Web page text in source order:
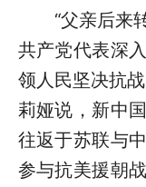
“父亲后来转
共产党代表深
领人民坚决抗
莉娅说，新中
往返于苏联与
参与抗美援朝